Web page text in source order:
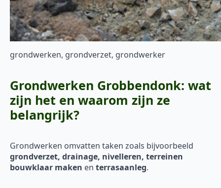
grondwerken, grondverzet, grondwerker
Grondwerken Grobbendonk: wat
zijn het en waarom zijn ze
belangrijk?
Grondwerken omvatten taken zoals bijvoorbeeld
grondverzet, drainage, nivelleren, terreinen
bouwklaar maken en terrasaanleg.